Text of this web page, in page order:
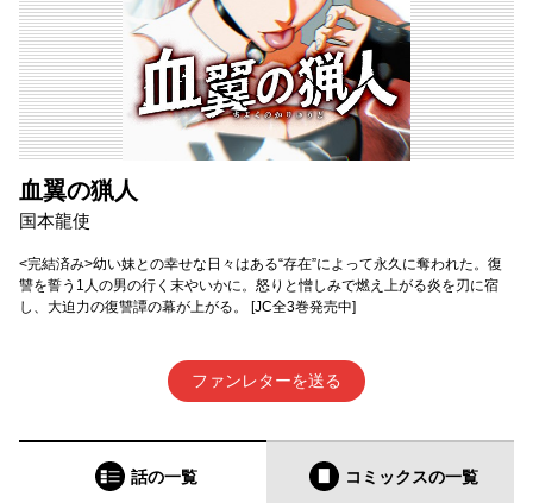
血翼の猟人
国本龍使
<完結済み>幼い妹との幸せな日々はある“存在”によって永久に奪われた。復
讐を誓う1人の男の行く末やいかに。怒りと憎しみで燃え上がる炎を刃に宿
し、大迫力の復讐譚の幕が上がる。 [JC全3巻発売中]
ファンレターを送る
話の一覧 コミックスの一覧